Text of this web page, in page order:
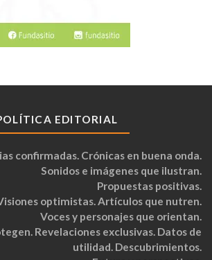
EDITORIAL
confirmadas. Crónicas en buena onda.
Sonidos e imágenes que ilustran.
Propuestas positivas.
optimistas. Artículos que nutren.
Voces y personajes que orientan.
Revelaciones exclusivas. Datos de
utilidad. Descubrimientos.